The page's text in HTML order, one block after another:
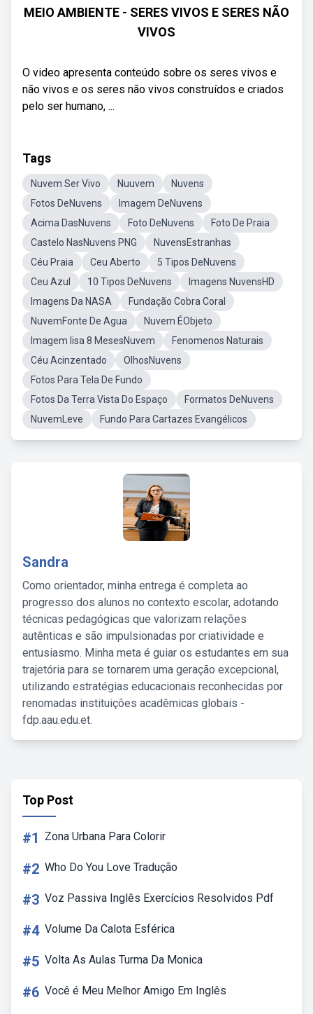
MEIO AMBIENTE - SERES VIVOS E SERES NÃO
VIVOS
O video apresenta conteúdo sobre os seres vivos e
não vivos e os seres não vivos construídos e criados
pelo ser humano, ...
Tags
Nuvem Ser Vivo Nuuvem
Nuvens
Fotos DeNuvens
Imagem DeNuvens
Acima DasNuvens
Foto DeNuvens
Foto De Praia
Castelo NasNuvens PNG
NuvensEstranhas
Céu Praia
Ceu Aberto
5 Tipos DeNuvens
Ceu Azul
10 Tipos DeNuvens
Imagens NuvensHD
Imagens Da NASA
Fundação Cobra Coral
NuvemFonte De Agua
Nuvem ÉObjeto
Imagem Iisa 8 MesesNuvem
Fenomenos Naturais
Céu Acinzentado
OlhosNuvens
Fotos Para Tela De Fundo
Fotos Da Terra Vista Do Espaço
Formatos DeNuvens
NuvemLeve
Fundo Para Cartazes Evangélicos
Sandra
Como orientador, minha entrega é completa ao
progresso dos alunos no contexto escolar, adotando
técnicas pedagógicas que valorizam relações
autênticas e são impulsionadas por criatividade e
entusiasmo. Minha meta é guiar os estudantes em sua
trajetória para se tornarem uma geração excepcional,
utilizando estratégias educacionais reconhecidas por
renomadas instituições acadêmicas globais -
fdp.aau.edu.et.
Top Post
#1 Zona Urbana Para Colorir
#2 Who Do You Love Tradução
#3 Voz Passiva Inglês Exercícios Resolvidos Pdf
#4 Volume Da Calota Esférica
#5 Volta As Aulas Turma Da Monica
#6 Você é Meu Melhor Amigo Em Inglês